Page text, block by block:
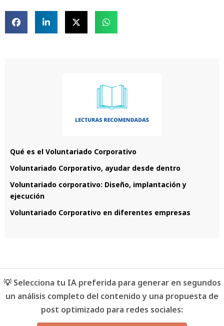
Qué es el Voluntariado Corporativo
Voluntariado Corporativo, ayudar desde dentro
Voluntariado corporativo: Diseño, implantación y
ejecución
Voluntariado Corporativo en diferentes empresas
💡 Selecciona tu IA preferida para generar en segundos
un análisis completo del contenido y una propuesta de
post optimizado para redes sociales: